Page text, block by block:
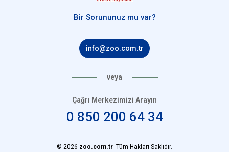
Bir Sorununuz mu var?
info@zoo.com.tr
veya
Çağrı Merkezimizi Arayın
0 850 200 64 34
© 2026 zoo.com.tr- Tüm Hakları Saklıdır.